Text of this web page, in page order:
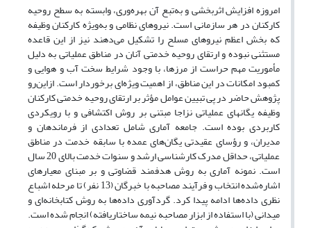
امروزه افزایش اثربخشی و به‌تبع آن بهره‌وری، وابسته به سطح روحیه
کارکنان در هر سازمانی است. نیروهای نظامی و به‌ویژه کارکنان وظیفه
که بخش اعظم نیروهای مسلح را تشکیل می‌دهند نیز از این قاعده
مستثنی نبوده و ارتقای روحیه خدمتی آنان در مناطق عملیاتی به دلیل
مأموریت مهم حراست از مرزها، با وجود شرایط سخت آب و هوایی و
کمبود امکانات در این مناطق، از اهمیت ویژه‌ای برخوردار است. ازاین‌رو
پژوهش حاضر در پی تبیین عوامل مؤثر بر ارتقای روحیه خدمتی کارکنان
وظیفه یگان­های عملیاتی نزاجا مبتنی بر روش اکتشافی و با رویکردی
کاربردی بوده است. جامعه آماری شامل تعدادی از فرماندهان و
مدیران، و رؤسای عقیدتی یگان‌های عمده با سابقه خدمت در مناطق
عملیاتی، حداقل مدرک کارشناسی ارشد و سنوات خدمت بالای 20 سال
است. نمونه آماری به روش هدفمند قضاوتی و بر مبنای معیارهای
اشاره‌شده انتخاب و فرآیند مصاحبه با خبرگان (13 نفر) تا مرحله اشباع
نظری داده‌ها ادامه پیدا کرد. گردآوری داده‌ها به روش کتابخانه‌ای و
میدانی (با استفاده از ابزار مصاحبه نیمه ساختاریافته) انجام‌ شده است.